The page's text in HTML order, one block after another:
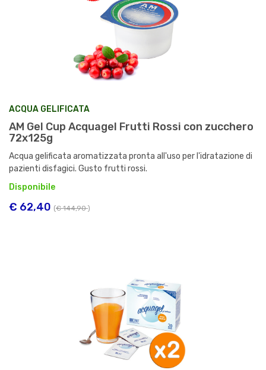
ACQUA GELIFICATA
AM Gel Cup Acquagel Frutti Rossi con zucchero
72x125g
Acqua gelificata aromatizzata pronta all'uso per l'idratazione di
pazienti disfagici. Gusto frutti rossi.
Disponibile
€ 62,40 (€ 144,90)